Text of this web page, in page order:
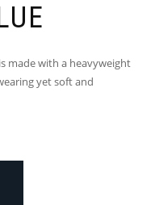
made with a heavyweight
yet soft and